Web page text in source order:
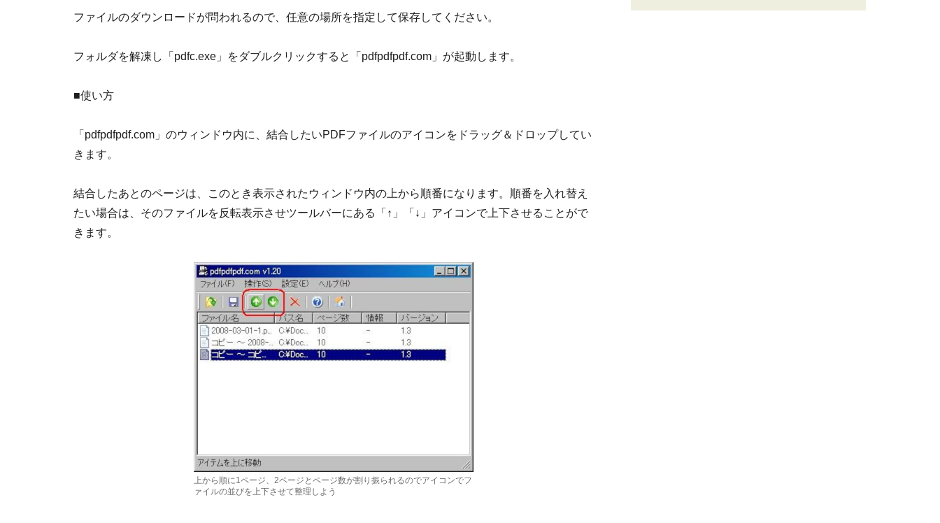
ファイルのダウンロードが問われるので、任意の場所を指定して保存してください。
フォルダを解凍し「pdfc.exe」をダブルクリックすると「pdfpdfpdf.com」が起動します。
■使い方
「pdfpdfpdf.com」のウィンドウ内に、結合したいPDFファイルのアイコンをドラッグ＆ドロップしてい
きます。
結合したあとのページは、このとき表示されたウィンドウ内の上から順番になります。順番を入れ替え
たい場合は、そのファイルを反転表示させツールバーにある「↑」「↓」アイコンで上下させることがで
きます。
上から順に1ページ、2ページとページ数が割り振られるのでアイコンでフ
ァイルの並びを上下させて整理しよう